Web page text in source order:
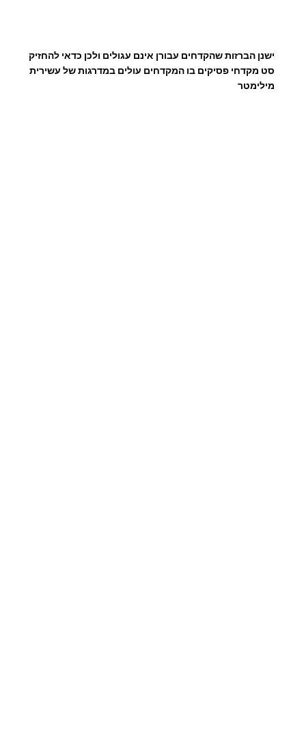
ישנן הברזות שהקדחים עבורן אינם עגולים ולכן כדאי להחזיק
סט מקדחי פסיקים בו המקדחים עולים במדרגות של עשירית
מילימטר